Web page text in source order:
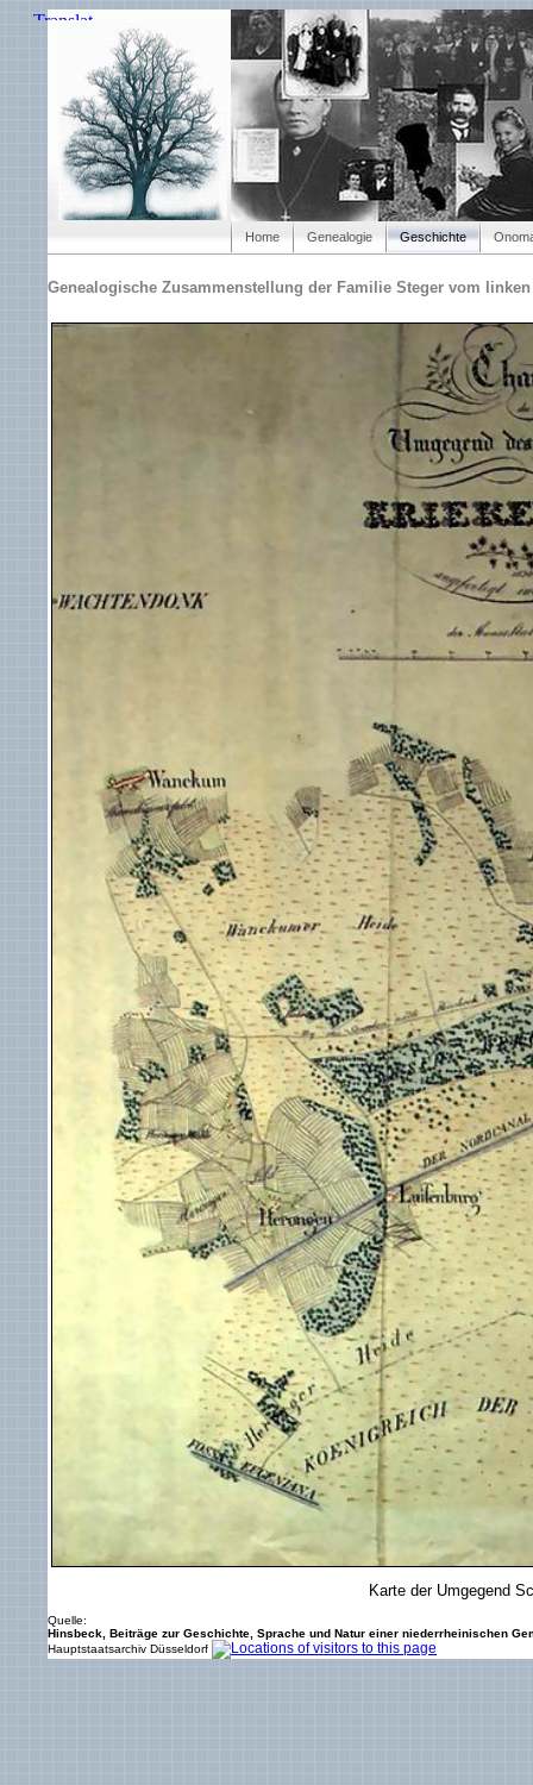
Home Genealogie Geschichte
Genealogische Zusammenstellung der Familie Steger vom
Karte der Umgegend
Quelle:
Hinsbeck, Beiträge zur Geschichte, Sprache und Natur einer niederrheinischen
Hauptstaatsarchiv Düsseldorf